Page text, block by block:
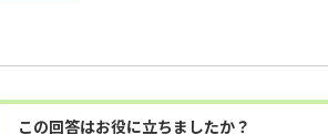
この回答はお役に立ちましたか？